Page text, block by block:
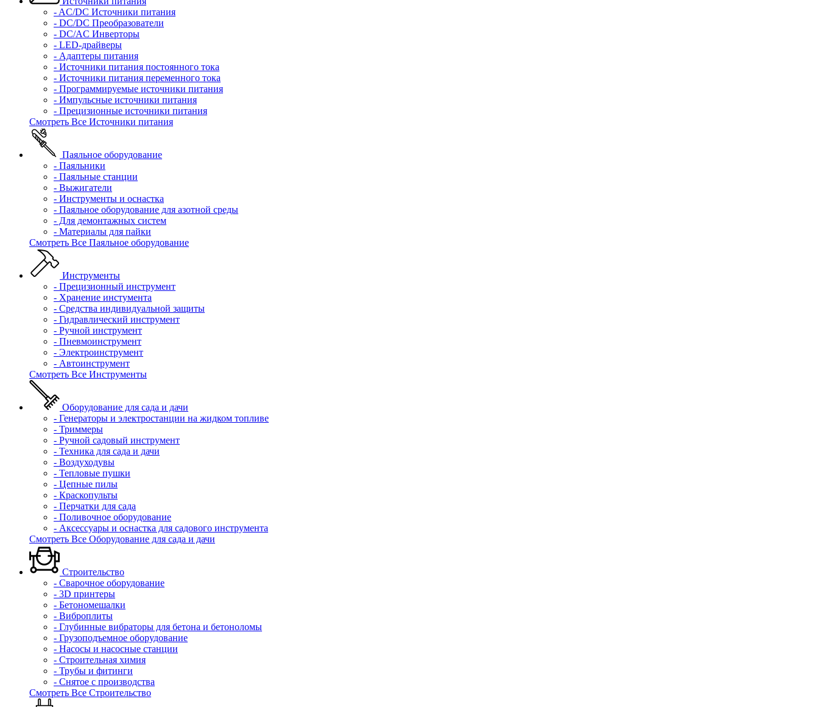
- AC/DC Источники питания
- DC/DC Преобразователи
- DC/AC Инверторы
- LED-драйверы
- Адаптеры питания
- Источники питания постоянного тока
- Источники питания переменного тока
- Программируемые источники питания
- Импульсные источники питания
- Прецизионные источники питания
Смотреть Все Источники питания
Паяльное оборудование
- Паяльники
- Паяльные станции
- Выжигатели
- Инструменты и оснастка
- Паяльное оборудование для азотной среды
- Для демонтажных систем
- Материалы для пайки
Смотреть Все Паяльное оборудование
Инструменты
- Прецизионный инструмент
- Хранение инстумента
- Средства индивидуальной защиты
- Гидравлический инструмент
- Ручной инструмент
- Пневмоинструмент
- Электроинструмент
- Автоинструмент
Смотреть Все Инструменты
Оборудование для сада и дачи
- Генераторы и электростанции на жидком топливе
- Триммеры
- Ручной садовый инструмент
- Техника для сада и дачи
- Воздуходувы
- Тепловые пушки
- Цепные пилы
- Краскопульты
- Перчатки для сада
- Поливочное оборудование
- Аксессуары и оснастка для садового инструмента
Смотреть Все Оборудование для сада и дачи
Строительство
- Сварочное оборудование
- 3D принтеры
- Бетономешалки
- Виброплиты
- Глубинные вибраторы для бетона и бетоноломы
- Грузоподъемное оборудование
- Насосы и насосные станции
- Строительная химия
- Трубы и фитинги
- Снятое с производства
Смотреть Все Строительство